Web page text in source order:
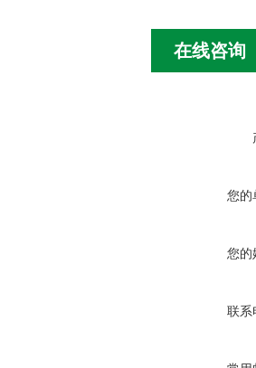
在线咨询
您的
您的
联系